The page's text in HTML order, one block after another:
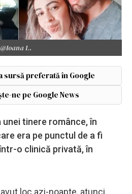
L.
sursă preferată în Google
ne pe Google News
tinere românce, în
era pe punctul de a fi
o clinică privată, în
loc azi-noapte, atunci